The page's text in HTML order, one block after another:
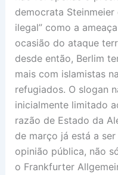
democrata
ilegal” como a
ocasião do ataque
desde então, Berlim
mais com islamistas
refugiados. O slogan
inicialmente limitado
razão de Estado da
de março já está a
opinião pública, não
o Frankfurter